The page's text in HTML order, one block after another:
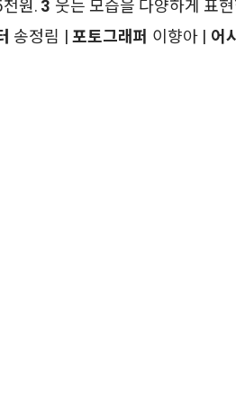
원. 3 웃는 모습을 다양하게 표
송정림 |포토그래퍼 이향아 | 어